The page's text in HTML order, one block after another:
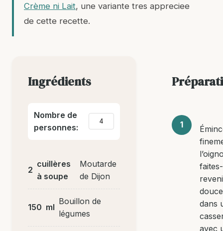
Crème ni Lait, une variante tres appreciee
de cette recette.
Ingrédients
Nombre de
personnes:
2
cuillères
à soupe
Moutarde
de Dijon
150 ml
Bouillon de
légumes
dans
avec